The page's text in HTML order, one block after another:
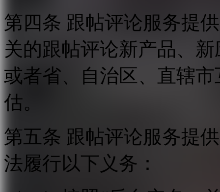
第四条 跟帖评论服务提
关的跟帖评论新产品、
或者省、自治区、直辖
估。
第五条 跟帖评论服务提
法履行以下义务：